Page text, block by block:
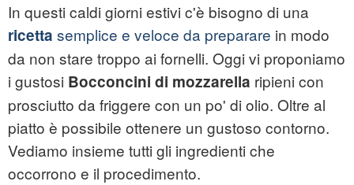
In questi caldi giorni estivi c'è bisogno di una
ricetta semplice e veloce da preparare in modo
da non stare troppo ai fornelli. Oggi vi proponiamo
i gustosi Bocconcini di mozzarella ripieni con
prosciutto da friggere con un po' di olio. Oltre al
piatto è possibile ottenere un gustoso contorno.
Vediamo insieme tutti gli ingredienti che
occorrono e il procedimento.